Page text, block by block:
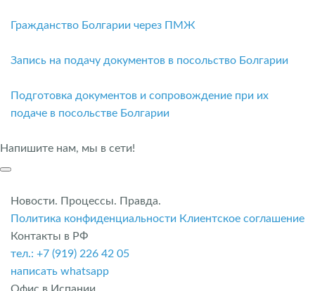
Гражданство Болгарии через ПМЖ
Запись на подачу документов в посольство Болгарии
Подготовка документов и сопровождение при их
подаче в посольстве Болгарии
Напишите нам, мы в сети!
Новости. Процессы. Правда.
Политика конфиденциальности Клиентское соглашение
Контакты в РФ
тел.: +7 (919) 226 42 05
написать whatsapp
Офис в Испании